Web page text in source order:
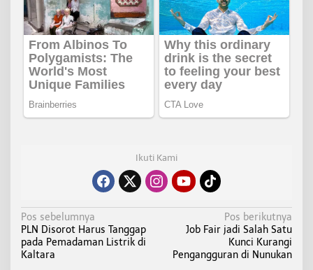
Ikuti Kami
N
a
v
Pos sebelumnya
PLN Disorot Harus Tanggap
pada Pemadaman Listrik di
Kaltara
Pos berikutnya
Job Fair jadi Salah Satu
Kunci Kurangi
Pengangguran di Nunukan